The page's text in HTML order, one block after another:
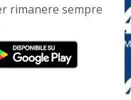
rimanere sempre